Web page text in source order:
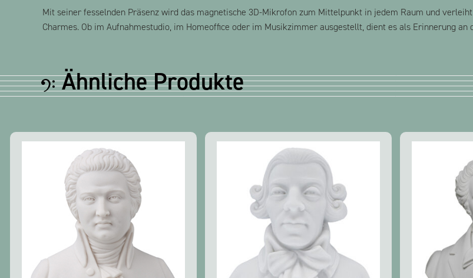
Mit seiner fesselnden Präsenz wird das magnetische 3D-Mikrofon zum Mittelpunkt in jedem Raum und
Charmes. Ob im Aufnahmestudio, im Homeoffice oder im Musikzimmer ausgestellt, dient es als Erinnerung
Ähnliche Produkte